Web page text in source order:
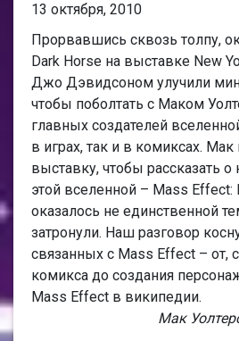
13 октября, 2010
Прорвавшись сквозь толпу,
Dark Horse на выставке New
Джо Дэвидсоном улучили
чтобы поболтать с Маком
главных создателей
в играх, так и в комиксах. Мак
выставку, чтобы рассказать
этой вселенной – Mass Effect:
оказалось не единственной
затронули. Наш разговор
связанных с Mass Effect – от,
комикса до создания
Mass Effect в википедии.
Мак